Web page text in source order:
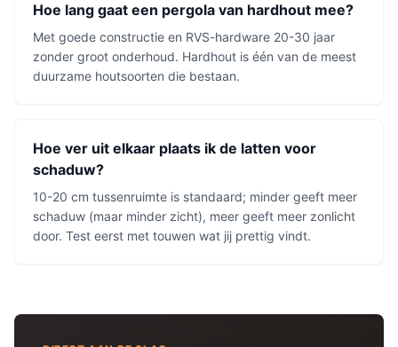
Hoe lang gaat een pergola van hardhout mee?
Met goede constructie en RVS-hardware 20-30 jaar
zonder groot onderhoud. Hardhout is één van de meest
duurzame houtsoorten die bestaan.
Hoe ver uit elkaar plaats ik de latten voor
schaduw?
10-20 cm tussenruimte is standaard; minder geeft meer
schaduw (maar minder zicht), meer geeft meer zonlicht
door. Test eerst met touwen wat jij prettig vindt.